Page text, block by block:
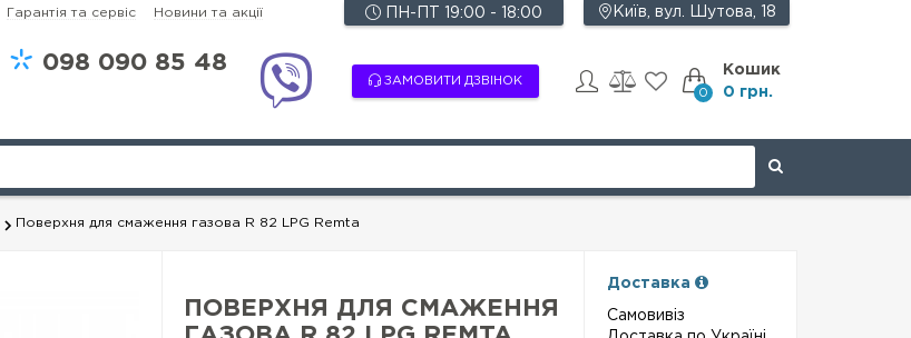
Київ, вул. Шутова, 18
Гарантія та сервіс Новини та акції
098 090 85 48
ЗАМОВИТИ ДЗВІНОК
ПН-ПТ 19:00 - 18:00
Кошик
0 0 грн.
Поверхня для смаження газова R 82 LPG Remta
ПОВЕРХНЯ ДЛЯ СМАЖЕННЯ
Доставка
Самовивіз